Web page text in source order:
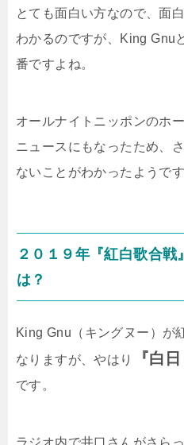
とても面白い方なので、面
わかるのですが、King Gnu
番ですよね。
オールナイトニッポンのホ
ニュースにもなったため、
ないことがわかったようです
２０１９年『紅白歌合
は？
King Gnu（キングヌー）が
なりますが、やはり
『白
です。